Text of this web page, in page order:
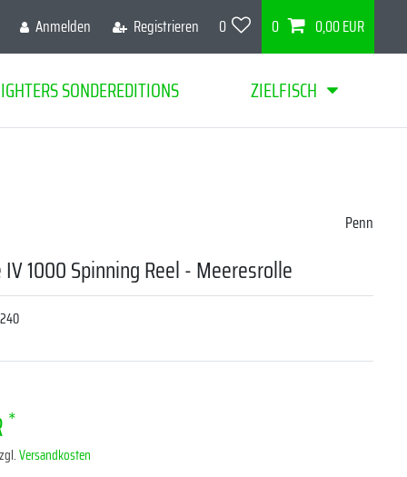
Anmelden Registrieren 0 0 0,00 EUR
SONDEREDITIONS ZIELFISCH
Penn
1000 Spinning Reel - Meeresrolle
*
Versandkosten